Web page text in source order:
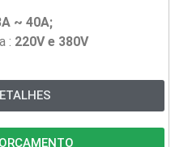
~ 40A;
: 220V e 380V